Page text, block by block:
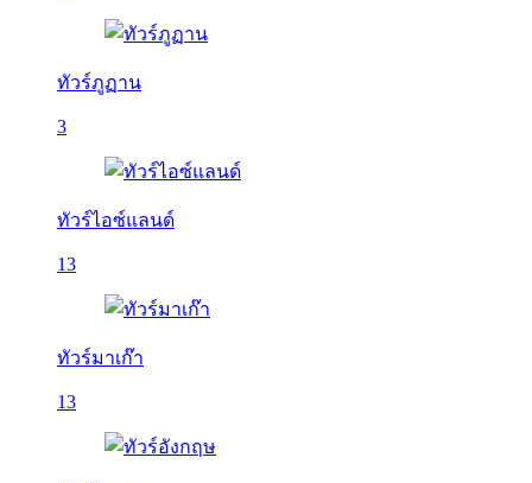
ทัวร์ภูฏาน
3
ทัวร์ไอซ์แลนด์
13
ทัวร์มาเก๊า
13